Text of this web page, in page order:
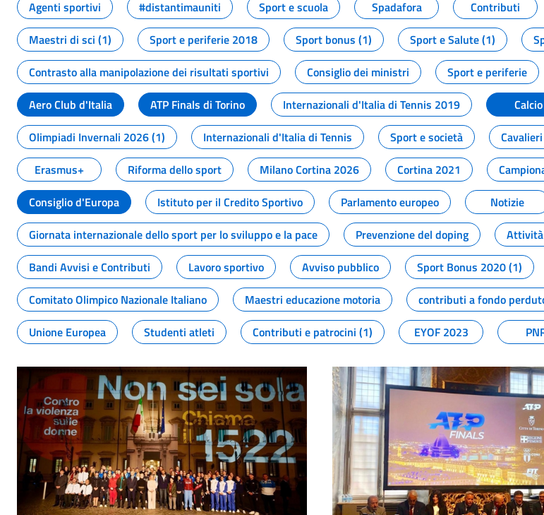
Agenti sportivi
#distantimauniti Sport e scuola Spadafora Contributi
Maestri di sci (1)
Sport e periferie 2018 Sport bonus (1) Sport e Salute (1)
Contrasto alla manipolazione dei risultati sportivi
Consiglio dei ministri Sport e periferie
Aero Club d'Italia
ATP Finals di Torino Internazionali d'Italia di Tennis 2019 Calcio
Olimpiadi Invernali 2026 (1)
Internazionali d'Italia di Tennis Sport e società
Erasmus+
Riforma dello sport Milano Cortina 2026 Cortina 2021
Consiglio d'Europa
Istituto per il Credito Sportivo Parlamento europeo Notizie
Giornata internazionale dello sport per lo sviluppo e la pace
Prevenzione del doping
Bandi Avvisi e Contributi
Lavoro sportivo Avviso pubblico Sport Bonus 2020 (1)
Comitato Olimpico Nazionale Italiano
Maestri educazione motoria contributi a fondo
Unione Europea
Studenti atleti Contributi e patrocini (1) EYOF 2023